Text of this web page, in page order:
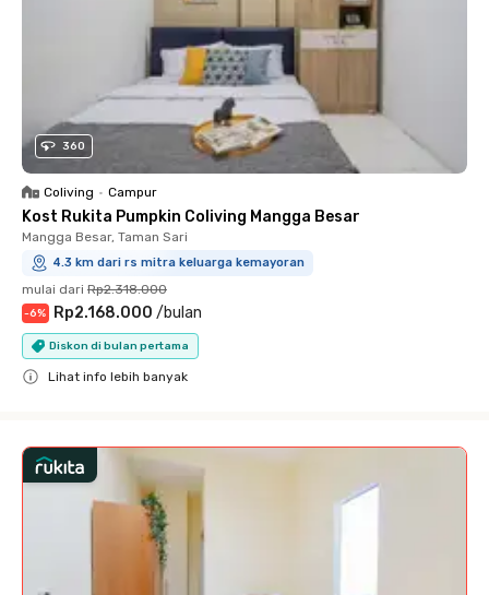
360
Coliving • Campur
Kost Rukita Pumpkin Coliving Mangga Besar
Mangga Besar, Taman Sari
4.3 km dari rs mitra keluarga kemayoran
mulai dari Rp2.318.000
-6% Rp2.168.000 /bulan
Diskon di bulan pertama
Lihat info lebih banyak